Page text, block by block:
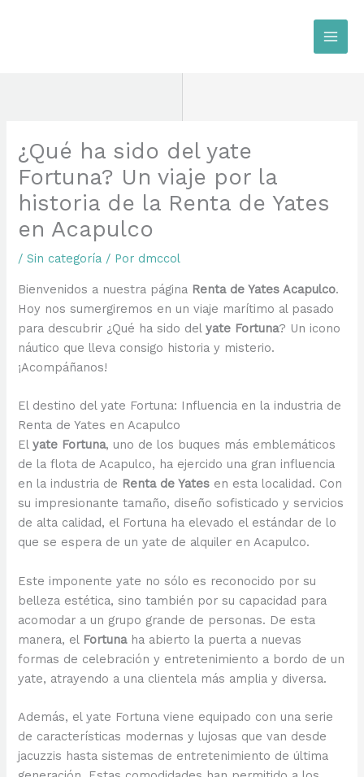
¿Qué ha sido del yate
Fortuna? Un viaje por la
historia de la Renta de Yates
en Acapulco
/Sin categoría / Por dmccol
Bienvenidos a nuestra página Renta de Yates Acapulco.
Hoy nos sumergiremos en un viaje marítimo al pasado
para descubrir ¿Qué ha sido delyate Fortuna? Un icono
náutico que lleva consigo historia y misterio.
¡Acompáñanos!
El destino del yate Fortuna: Influencia en la industria de
Renta de Yates en Acapulco
Elyate Fortuna, uno de los buques más emblemáticos
de la flota de Acapulco, ha ejercido una gran influencia
en la industria de Renta de Yates en esta localidad. Con
su impresionante tamaño, diseño sofisticado y servicios
de alta calidad, el Fortuna ha elevado el estándar de lo
que se espera de un yate de alquiler en Acapulco.
Este imponente yate no sólo es reconocido por su
belleza estética, sino también por su capacidad para
acomodar a un grupo grande de personas. De esta
manera, el Fortunaha abierto la puerta a nuevas
formas de celebración y entretenimiento a bordo de un
yate, atrayendo a una clientela más amplia y diversa.
Además, el yate Fortuna viene equipado con una serie
de características modernas y lujosas que van desde
jacuzzis hasta sistemas de entretenimiento de última